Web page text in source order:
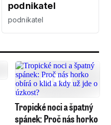
podnikatel
podnikatel
Tropické noci a špatný
spánek: Proč nás horko